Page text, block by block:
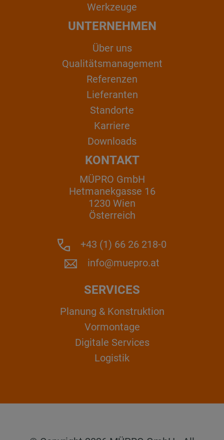
Werkzeuge
UNTERNEHMEN
Über uns
Qualitätsmanagement
Referenzen
Lieferanten
Standorte
Karriere
Downloads
KONTAKT
MÜPRO GmbH
Hetmanekgasse 16
1230 Wien
Österreich
+43 (1) 66 26 218-0
info@muepro.at
SERVICES
Planung & Konstruktion
Vormontage
Digitale Services
Logistik